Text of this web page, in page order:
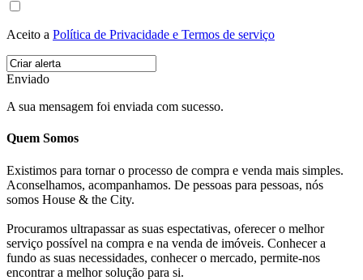
Aceito a Política de Privacidade e Termos de serviço
Enviado
A sua mensagem foi enviada com sucesso.
Quem Somos
Existimos para tornar o processo de compra e venda mais simples.
Aconselhamos, acompanhamos. De pessoas para pessoas, nós
somos House & the City.
Procuramos ultrapassar as suas espectativas, oferecer o melhor
serviço possível na compra e na venda de imóveis. Conhecer a
fundo as suas necessidades, conhecer o mercado, permite-nos
encontrar a melhor solução para si.